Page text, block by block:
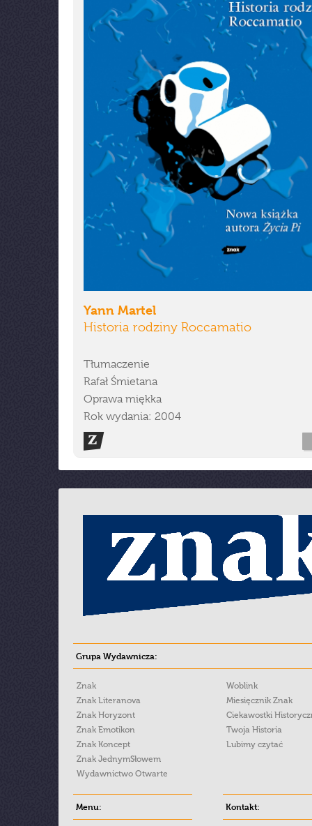
Yann Martel
Historia rodziny Roccamatio
Tłumaczenie
Rafał Śmietana
Oprawa miękka
Rok wydania: 2004
Grupa Wydawnicza:
Znak
Znak Literanova
Znak Horyzont
Znak Emotikon
Znak Koncept
Znak JednymSłowem
Wydawnictwo Otwarte
Woblink
Miesięcznik Znak
Ciekawostki
Twoja Historia
Lubimy czytać
Menu: Kontakt: